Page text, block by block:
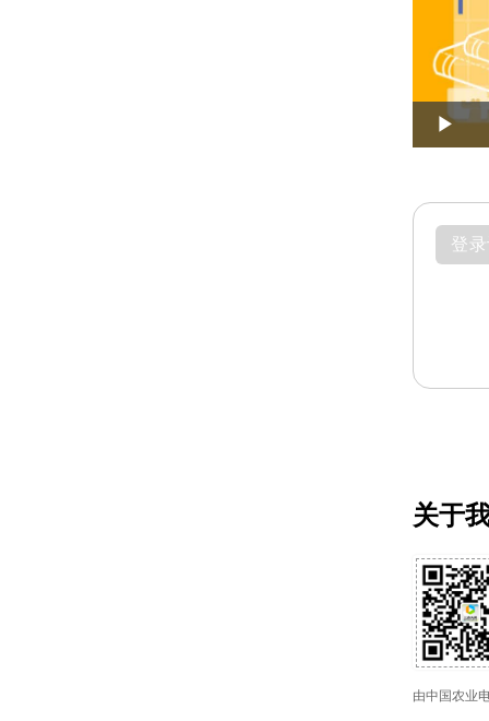
Play
登
关于
由中国农业